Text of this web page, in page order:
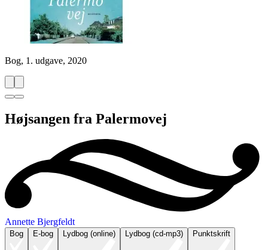
Bog, 1. udgave, 2020
Højsangen fra Palermovej
Annette Bjergfeldt
Bog E-bog Lydbog (online) Lydbog (cd-mp3) Punktskrift